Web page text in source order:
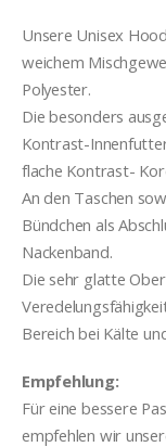
Unsere Unisex
weichem
Polyester.
Die besonders
Kontrast-
flache Kontrast-
An den Taschen
Bündchen als
Nackenband.
Die sehr glatte
Bereich bei Kälte
Empfehlung:
Für eine bessere
empfehlen wir